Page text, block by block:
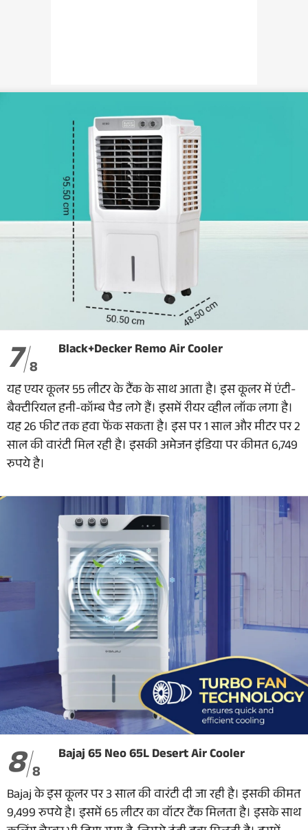
7 8
Black+Decker Remo Air Cooler
यह एयर कूलर 55 लीटर के टैंक के साथ आता है। इस कूलर में एंटी-
बैक्टीरियल हनी-कॉम्ब पैड लगे हैं। इसमें रीयर व्हील लॉक लगा है।
यह 26 फीट तक हवा फेंक सकता है। इस पर 1 साल और मीटर पर 2
साल की वारंटी मिल रही है। इसकी अमेजन इंडिया पर कीमत 6,749
रुपये है।
8 8
Bajaj 65 Neo 65L Desert Air Cooler
Bajaj के इस कूलर पर 3 साल की वारंटी दी जा रही है। इसकी कीमत
9,499 रुपये है। इसमें 65 लीटर का वॉटर टैंक मिलता है। इसके साथ